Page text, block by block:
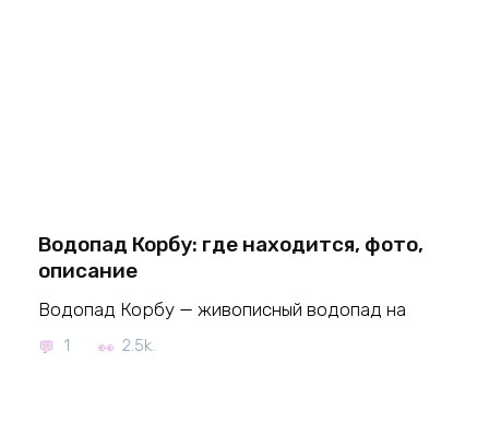
Водопад Корбу: где находится, фото,
описание
Водопад Корбу — живописный водопад на
1 2.5k.